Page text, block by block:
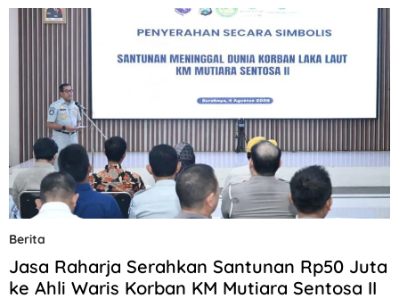
Berita
Jasa Raharja Serahkan Santunan Rp50 Juta
ke Ahli Waris Korban KM Mutiara Sentosa II